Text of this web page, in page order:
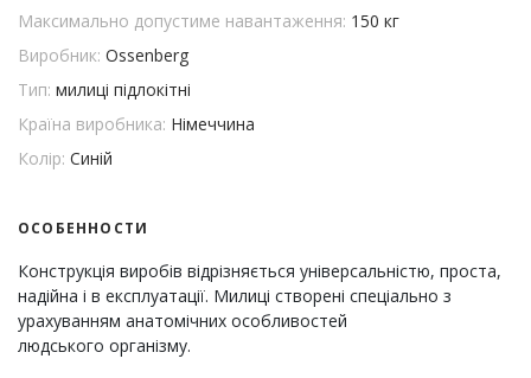
Максимально допустиме навантаження: 150 кг
Виробник: Ossenberg
Тип: милиці підлокітні
Країна виробника: Німеччина
Колір: Синій
ОСОБЕННОСТИ
Конструкція виробів відрізняється універсальністю, проста,
надійна і в експлуатації. Милиці створені спеціально з
урахуванням анатомічних особливостей
людського організму.